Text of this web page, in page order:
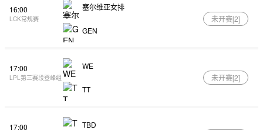
16:00
LCK常规赛
塞尔维亚女排
GEN
未开赛[2]
17:00
LPL第三赛段登峰组
WE
TT
未开赛[2]
17:00 TBD